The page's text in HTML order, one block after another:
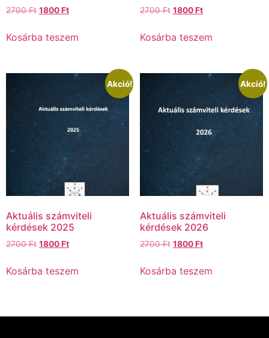
2700Ft 1800Ft
Kosárba teszem
2700Ft 1800Ft
Kosárba teszem
Akció!
Aktuális számviteli
kérdések 2025
2700Ft 1800Ft
Kosárba teszem
Akció!
Aktuális számviteli
kérdések 2026
2700Ft 1800Ft
Kosárba teszem